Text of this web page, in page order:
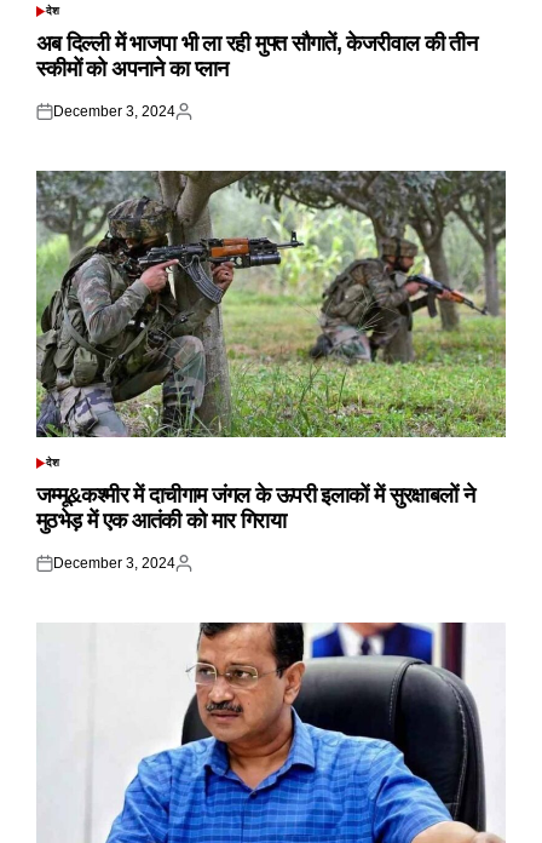
POSTED
देश
अब दिल्ली में भाजपा भी ला रही मुफ्त सौगातें, केजरीवाल की तीन
स्कीमों को अपनाने का प्लान
Posted
December 3, 2024
Posted
POSTED
देश
जम्मू&कश्मीर में दाचीगाम जंगल के ऊपरी इलाकों में सुरक्षाबलों ने
मुठभेड़ में एक आतंकी को मार गिराया
Posted
December 3, 2024
Posted